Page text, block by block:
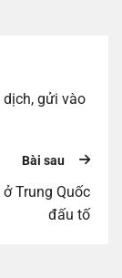
dịch, gửi vào
Bài sau
Trung Quốc
đấu tố